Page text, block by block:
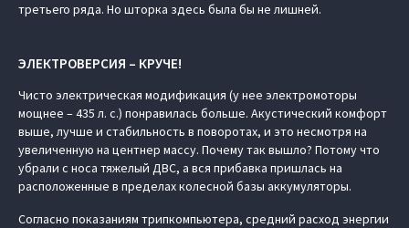
третьего ряда. Но шторка здесь была бы не лишней.
ЭЛЕКТРОВЕРСИЯ – КРУЧЕ!
Чисто электрическая модификация (у нее электромоторы
мощнее – 435 л. с.) понравилась больше. Акустический комфорт
выше, лучше и стабильность в поворотах, и это несмотря на
увеличенную на центнер массу. Почему так вышло? Потому что
убрали с носа тяжелый ДВС, а вся прибавка пришлась на
расположенные в пределах колесной базы аккумуляторы.
Согласно показаниям трипкомпьютера, средний расход энергии